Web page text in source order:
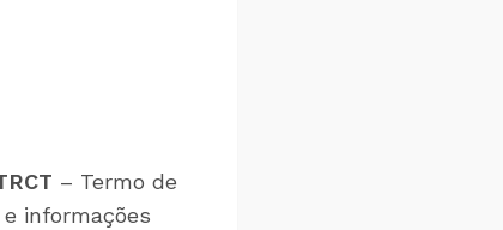
– Termo de
informações